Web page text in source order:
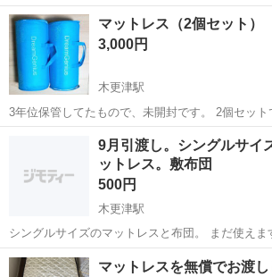
細】 カラー：ブラック 厚さ ：約18cm 付属品：
可能） :シーツ（ネイビー） 汚れ. ：特になし 【お渡し条件】 ・料
金：0円...
千葉 船橋市 船橋駅 寝具
マットレス（2個セット）
3,000円
木更津駅
3年位保管してたもので、未開封です。 2個セット
す。 広げてある物は見本です。 広げた時に、折
ん中が縦に山折りになっていましたが、マットレ
てうちでは使用してました。...
木更津市 木更津駅 寝具 セッ
9月引渡し。シングルサイ
ットレス。敷布団
500円
木更津駅
シングルサイズのマットレスと布団。 まだ使えますが、子供が産まれ
て実家帰省の際 シングルでは小さいためお譲りいたしま
は実家マンションです。駐車場あります。
千葉 木更津市 木更津駅 寝具 シン
マットレスを無償でお渡し